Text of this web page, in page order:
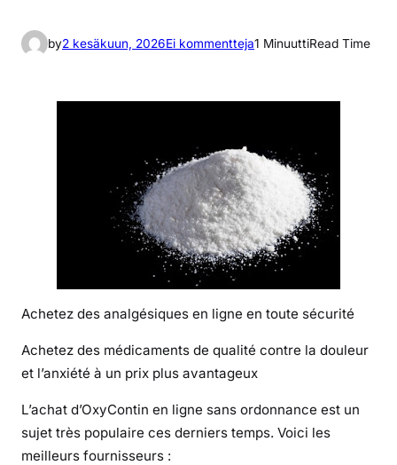
by2 kesäkuun, 2026Ei kommenttejaa
e
l
i
i
n
p
-
1 MinuuttiRead Time
Achetez des analgésiques en ligne en toute sécurité
Achetez des médicaments de qualité contre la douleur
et l’anxiété à un prix plus avantageux
L’achat d’OxyContin en ligne sans ordonnance est un
sujet très populaire ces derniers temps. Voici les
meilleurs fournisseurs :